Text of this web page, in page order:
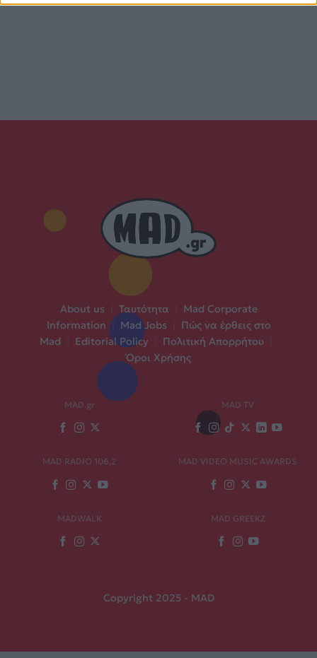
About us Ταυτότητα
Mad Corporate
Information | Mad Jobs
Πώς να έρθεις στο
Mad
Editorial Policy Πολιτική Απορρήτου
Όροι Χρήσης
MAD.gr MAD TV
MAD RADIO 106,2 MAD VIDEO MUSIC AWARDS
MADWALK MAD GREEKZ
Copyright 2025 - MAD